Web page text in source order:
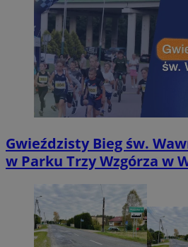
Gwieździsty Bieg św.
w Parku Trzy Wzgórza w